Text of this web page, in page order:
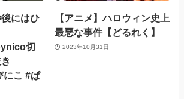
にはひ
切
こ #ぱ
【アニメ】ハロウィン史上
最悪な事件【どるれく】
2023年10月31日